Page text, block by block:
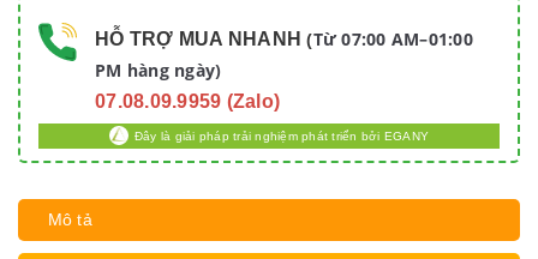
HỖ TRỢ MUA NHANH (Từ 07:00 AM–01:00
PM hàng ngày)
07.08.09.9959 (Zalo)
Đây là giải pháp trải nghiệm phát triển bởi EGANY
Mô tả